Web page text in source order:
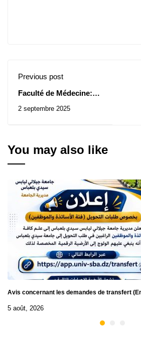
Previous post
Faculté de Médecine:
N° 29/2025, 30/2025,
2 septembre 2025
You may also like
Avis concernant les demandes de transfert
5 août, 2026